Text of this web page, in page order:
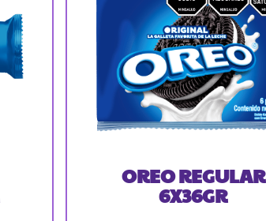
OREO REGULAR
6X36GR